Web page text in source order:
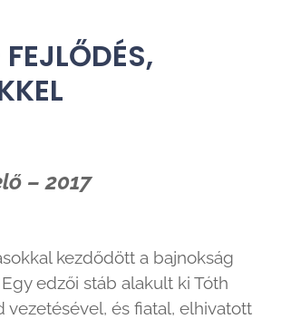
– 2017
kezdődött a bajnokság
edzői stáb alakult ki Tóth
vezetésével, és fiatal, elhivatott